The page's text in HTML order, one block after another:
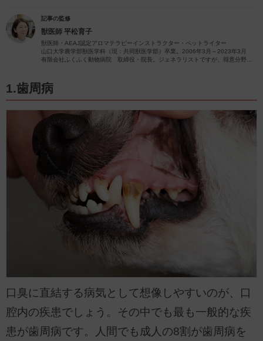
記事の監修
獣医師 平松育子
獣医師・AEAJ認定アロマテラピーインストラクター・ペットライター
山口大学農学部獣医学科（現：共同獣医学部）卒業。2006年3月～2023年3月
有限会社ふくふく動物病院 取締役・院長。ジェネラリストですが、得意分野は
むアロマに関する情報をお届けします。
1.歯周病
口臭に直結する病気として想像しやすいのが、口
腔内の疾患でしょう。その中でも最も一般的な疾
患が歯周病です。人間でも成人の8割が歯周病を